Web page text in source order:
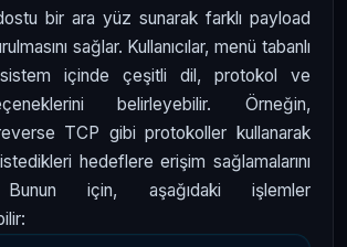
bir ara yüz sunarak farklı payload
sağlar. Kullanıcılar, menü tabanlı
içinde çeşitli dil, protokol ve
belirleyebilir. Örneğin,
reverse TCP gibi protokoller kullanarak
hedeflere erişim sağlamalarını
Bunun için, aşağıdaki işlemler